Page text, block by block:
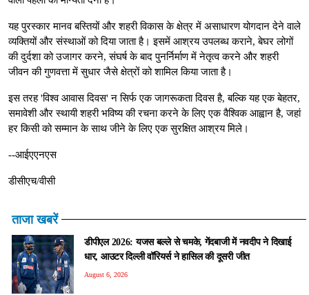
यह पुरस्कार मानव बस्तियों और शहरी विकास के क्षेत्र में असाधारण योगदान देने वाले
व्यक्तियों और संस्थाओं को दिया जाता है। इसमें आश्रय उपलब्ध कराने, बेघर लोगों
की दुर्दशा को उजागर करने, संघर्ष के बाद पुनर्निर्माण में नेतृत्व करने और शहरी
जीवन की गुणवत्ता में सुधार जैसे क्षेत्रों को शामिल किया जाता है।
इस तरह 'विश्व आवास दिवस' न सिर्फ एक जागरूकता दिवस है, बल्कि यह एक बेहतर,
समावेशी और स्थायी शहरी भविष्य की रचना करने के लिए एक वैश्विक आह्वान है, जहां
हर किसी को सम्मान के साथ जीने के लिए एक सुरक्षित आश्रय मिले।
--आईएएनएस
डीसीएच/वीसी
ताजा खबरें
डीपीएल 2026: यजस बल्ले से चमके, गेंदबाजी में नवदीप ने दिखाई
धार, आउटर दिल्ली वॉरियर्स ने हासिल की दूसरी जीत
August 6, 2026